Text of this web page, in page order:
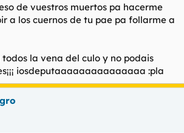
de vuestros muertos pa hacerme
a los cuernos de tu pae pa follarme a
la vena del culo y no podais
iosdeputaaaaaaaaaaaaaaa :pla